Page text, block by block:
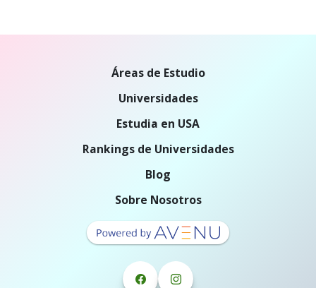
Áreas de Estudio
Universidades
Estudia en USA
Rankings de Universidades
Blog
Sobre Nosotros